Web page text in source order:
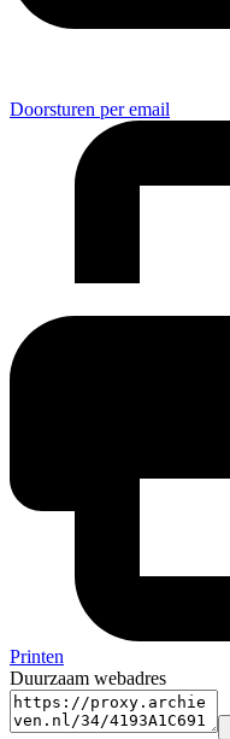
Doorsturen per email
Printen
Duurzaam webadres